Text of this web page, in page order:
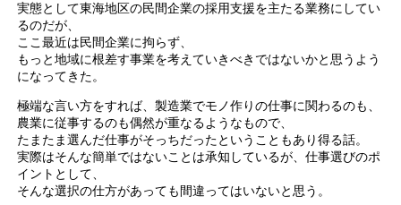
実態として東海地区の民間企業の採用支援を主たる業務にしてい
るのだが、
ここ最近は民間企業に拘らず、
もっと地域に根差す事業を考えていきべきではないかと思うよう
になってきた。
極端な言い方をすれば、製造業でモノ作りの仕事に関わるのも、
農業に従事するのも偶然が重なるようなもので、
たまたま選んだ仕事がそっちだったということもあり得る話。
実際はそんな簡単ではないことは承知しているが、仕事選びのポ
イントとして、
そんな選択の仕方があっても間違ってはいないと思う。